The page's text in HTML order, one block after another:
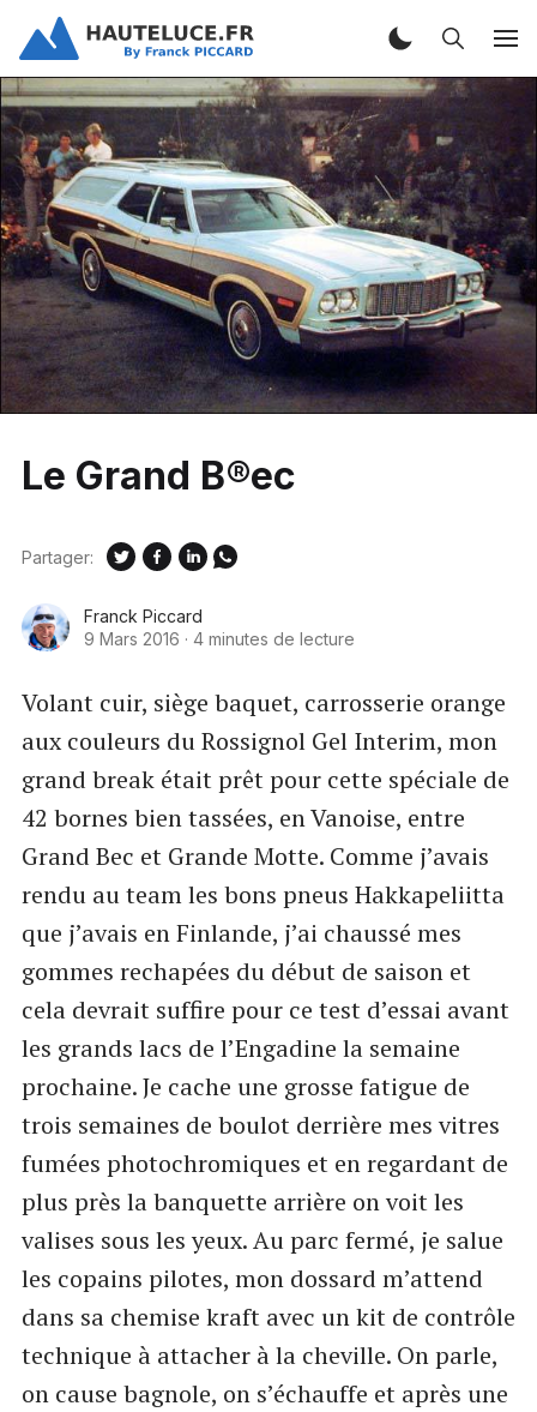
Le Grand B®ec
Franck Piccard
9 Mars 2016 · 4 minutes de lecture
Partager:
Volant cuir, siège baquet, carrosserie orange
aux couleurs du Rossignol Gel Interim, mon
grand break était prêt pour cette spéciale de
42 bornes bien tassées, en Vanoise, entre
Grand Bec et Grande Motte. Comme j’avais
rendu au team les bons pneus Hakkapeliitta
que j’avais en Finlande, j’ai chaussé mes
gommes rechapées du début de saison et
cela devrait suffire pour ce test d’essai avant
les grands lacs de l’Engadine la semaine
prochaine. Je cache une grosse fatigue de
trois semaines de boulot derrière mes vitres
fumées photochromiques et en regardant de
plus près la banquette arrière on voit les
valises sous les yeux. Au parc fermé, je salue
les copains pilotes, mon dossard m’attend
dans sa chemise kraft avec un kit de contrôle
technique à attacher à la cheville. On parle,
on cause bagnole, on s’échauffe et après une